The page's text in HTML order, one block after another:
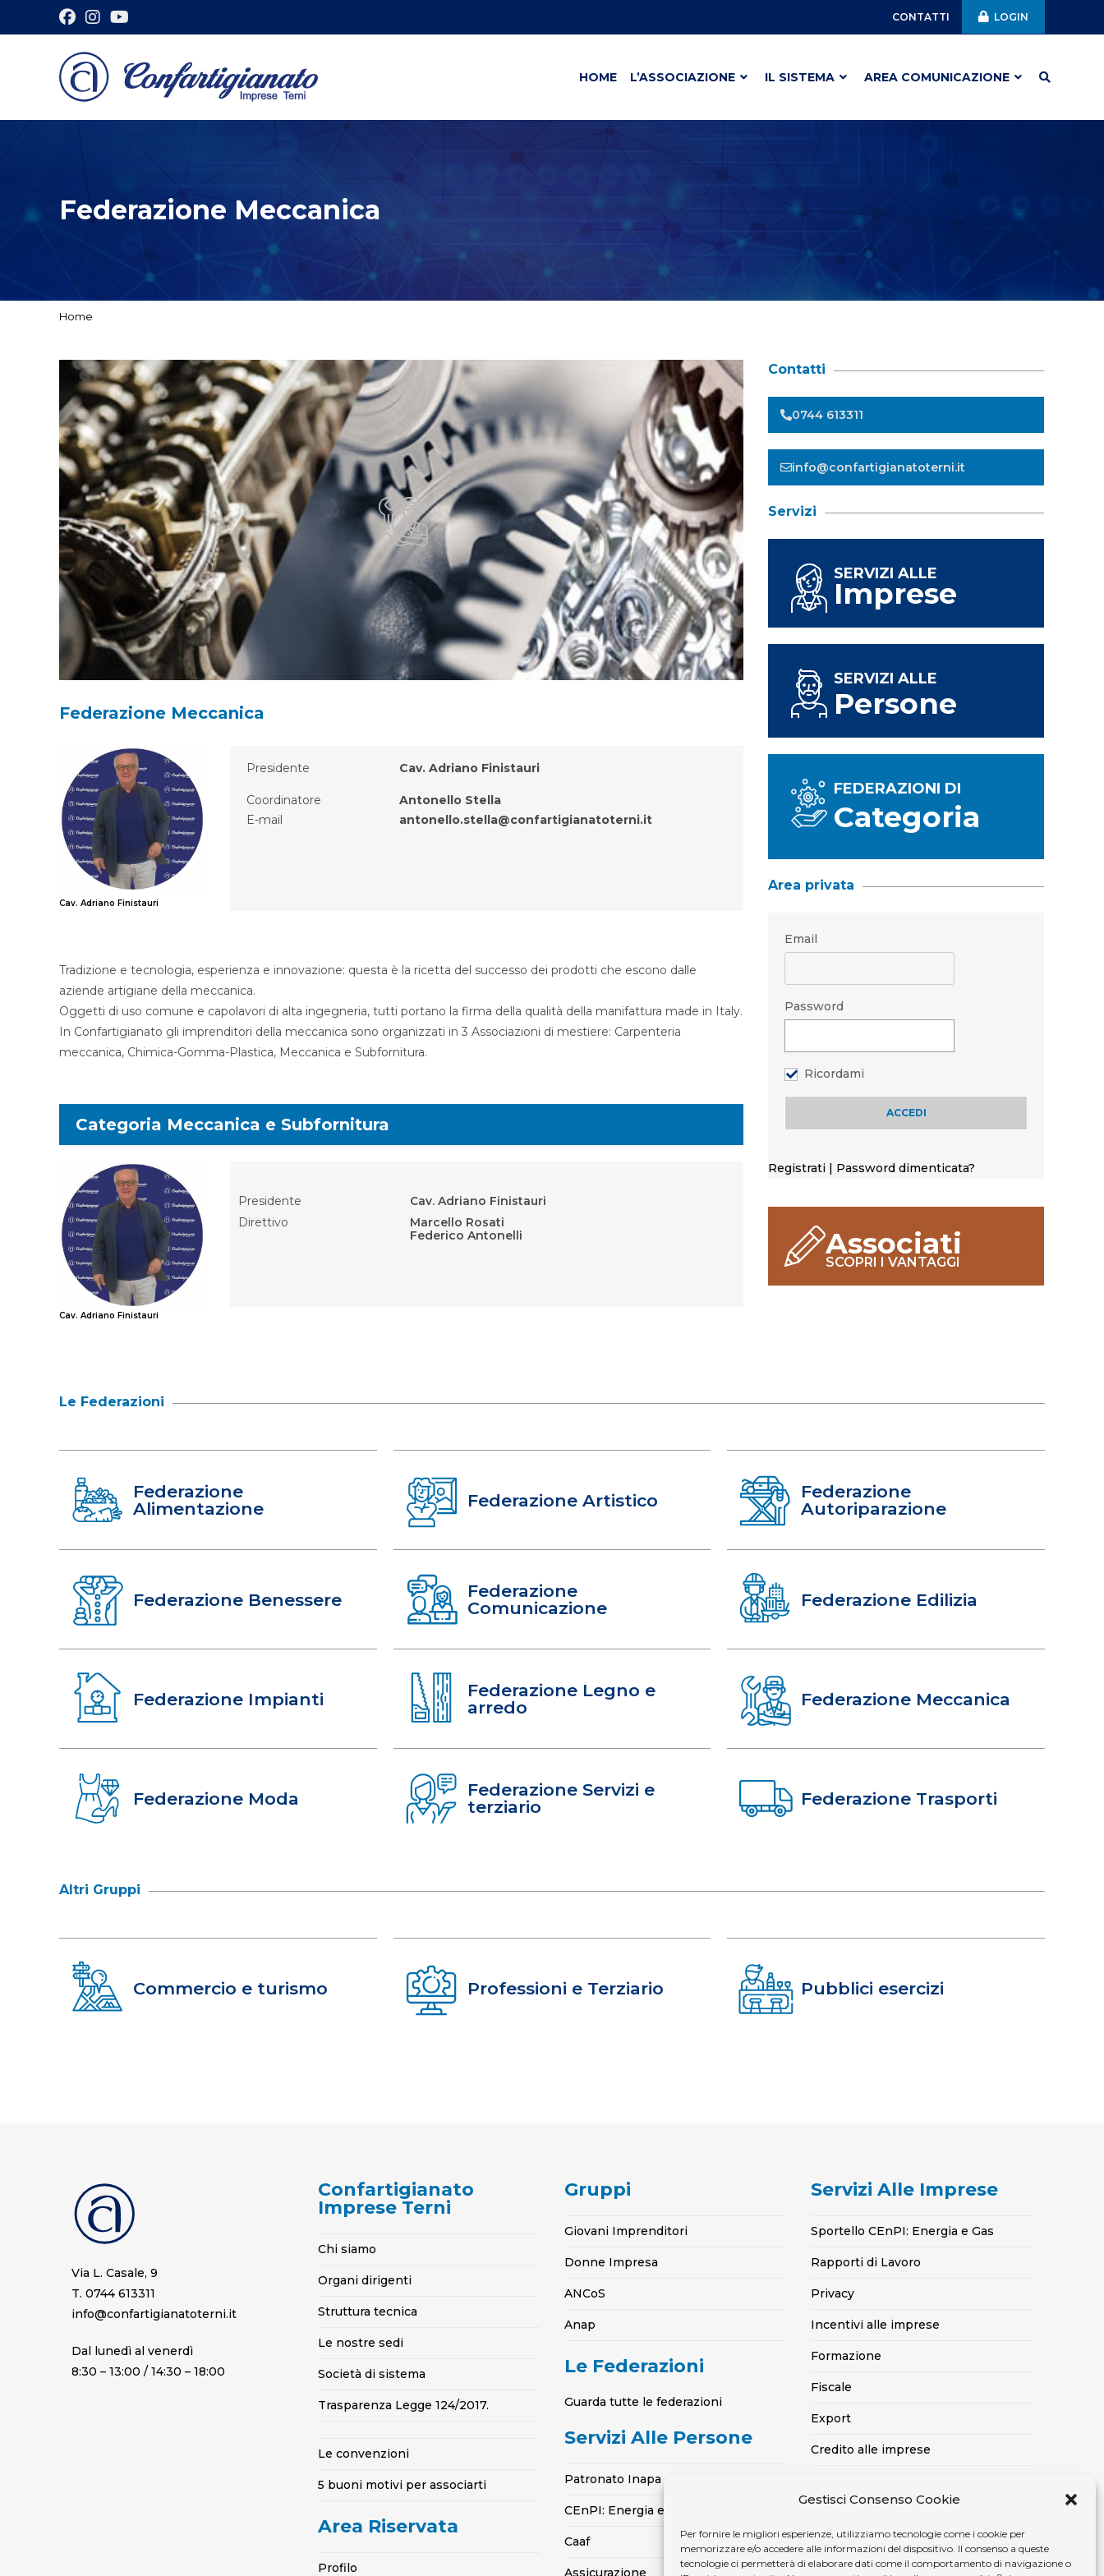
Gestisci Consenso Cookie
Per fornire le migliori esperienze, utilizziamo tecnologie come i cookie per
memorizzare e/o accedere alle informazioni del dispositivo. Il consenso a queste
tecnologie ci permetterà di elaborare dati come il comportamento di navigazione o
CONTATTI LOGIN
HOME L’ASSOCIAZIONE IL SISTEMA AREA COMUNICAZIONE
Federazione Meccanica
Home
Federazione Meccanica
Cav. Adriano Finistauri
Presidente
Coordinatore
E-mail
Cav. Adriano Finistauri
Antonello Stella
antonello.stella@confartigianatoterni.it
Tradizione e tecnologia, esperienza e innovazione: questa è la ricetta del successo dei prodotti che escono dalle
aziende artigiane della meccanica.
Oggetti di uso comune e capolavori di alta ingegneria, tutti portano la firma della qualità della manifattura made in Italy.
In Confartigianato gli imprenditori della meccanica sono organizzati in 3 Associazioni di mestiere: Carpenteria
meccanica, Chimica-Gomma-Plastica, Meccanica e Subfornitura.
Categoria Meccanica e Subfornitura
Cav. Adriano Finistauri
Presidente
Direttivo
Cav. Adriano Finistauri
Marcello Rosati
Federico Antonelli
Contatti
0744 613311
info@confartigianatoterni.it
Servizi
SERVIZI ALLE
Imprese
SERVIZI ALLE
Persone
FEDERAZIONI DI
Categoria
Area privata
Email
Password
Ricordami
Registrati | Password dimenticata?
Associati
SCOPRI I VANTAGGI
Le Federazioni
Federazione
Alimentazione
Federazione Artistico
Federazione
Autoriparazione
Federazione Benessere
Federazione
Comunicazione
Federazione Edilizia
Federazione Impianti
Federazione Legno e
arredo
Federazione Meccanica
Federazione Moda
Federazione Servizi e
terziario
Federazione Trasporti
Altri Gruppi
Commercio e turismo Professioni e Terziario Pubblici esercizi
Via L. Casale, 9
T. 0744 613311
info@confartigianatoterni.it
Dal lunedì al venerdì
8:30 – 13:00 / 14:30 – 18:00
Confartigianato
Imprese Terni
Chi siamo
Organi dirigenti
Struttura tecnica
Le nostre sedi
Società di sistema
Trasparenza Legge 124/2017.
Le convenzioni
5 buoni motivi per associarti
Area Riservata
Profilo
Gruppi
Giovani Imprenditori
Donne Impresa
ANCoS
Anap
Le Federazioni
Guarda tutte le federazioni
Servizi Alle Persone
Patronato Inapa
CEnPI: Energia e Gas per la casa
Caaf
Assicurazione
Servizi Alle Imprese
Sportello CEnPI: Energia e Gas
Rapporti di Lavoro
Privacy
Incentivi alle imprese
Formazione
Fiscale
Export
Credito alle imprese
Ambiente, sicurezza e medicina del
lavoro